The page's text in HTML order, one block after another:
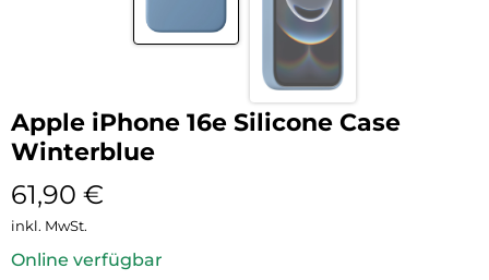
Apple iPhone 16e Silicone Case
Winterblue
61,90 €
inkl. MwSt.
Online verfügbar